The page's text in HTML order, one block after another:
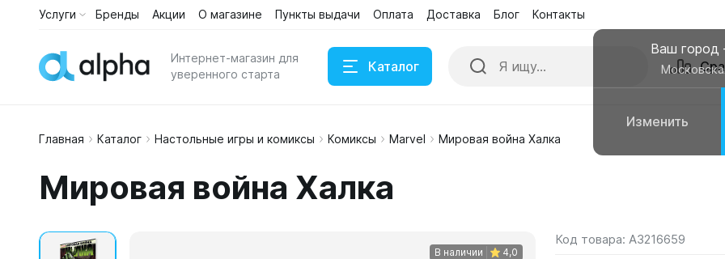
Услуги Бренды Акции О магазине Пункты выдачи Оплата Доставка Блог Контакты
Ваш
Изменить
Интернет-магазин для
уверенного старта
Каталог
Наушники
Портативные колонки
Умные часы
Главная Каталог Настольные игры и комиксы Комиксы Marvel Мировая война Халка
Мировая война Халка
В наличии 4,0
Код товара: A3216659